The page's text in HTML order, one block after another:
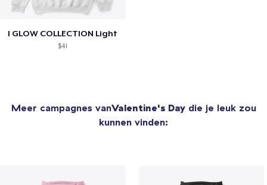
I GLOW COLLECTION Light
$41
Meer campagnes vanValentine's Daydie je leuk zou
kunnen vinden: